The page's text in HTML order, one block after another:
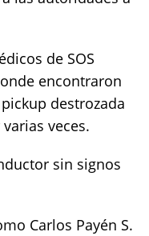
de SOS
encontraron
destrozada
veces.
sin signos
Carlos Payén S.